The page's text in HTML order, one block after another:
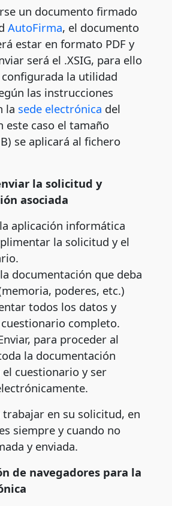
un documento firmado
AutoFirma, el documento
estar en formato PDF y
será el .XSIG, para ello
la utilidad
las instrucciones
la sede electrónica del
este caso el tamaño
se aplicará al fichero
la solicitud y
asociada
aplicación informática
la solicitud y el
documentación que deba
poderes, etc.)
todos los datos y
completo.
para proceder al
la documentación
cuestionario y ser
trabajar en su solicitud, en
siempre y cuando no
y enviada.
de navegadores para la